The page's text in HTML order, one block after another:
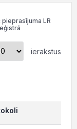
LR
ierakstus